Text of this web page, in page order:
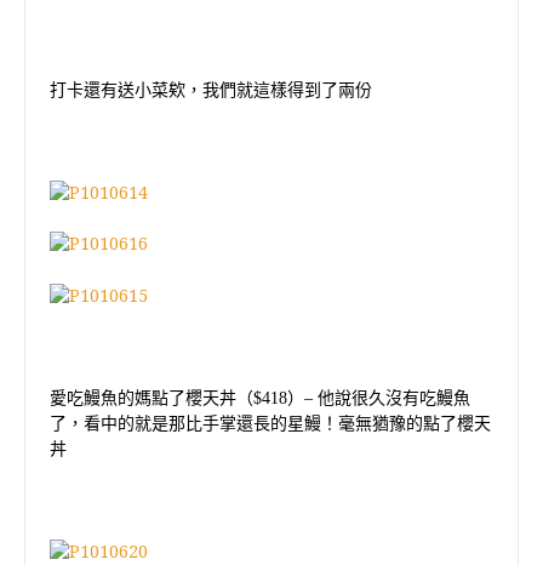
打卡還有送小菜欸，我們就這樣得到了兩份
愛吃鰻魚的媽點了櫻天丼（$418） – 他說很久沒有吃鰻魚
了，看中的就是那比手掌還長的星鰻！毫無猶豫的點了櫻天
丼